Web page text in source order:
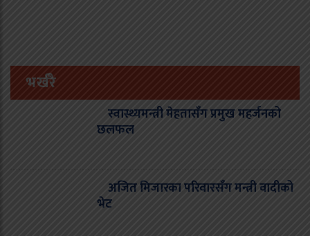
भर्खरै
स्वास्थ्यमन्त्री मेहतासँग प्रमुख महर्जनको
छलफल
अजित मिजारका परिवारसँग मन्त्री वादीको
भेट